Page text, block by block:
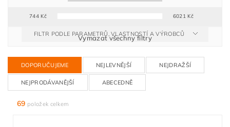
744Kč 6021 Kč
FILTR PODLE PARAMETRŮ, VLASTNOSTÍ A VÝROBCŮ
Vymazat všechny filtry
DOPORUČUJEME NEJLEVNĚJŠÍ NEJDRAŽŠÍ
NEJPRODÁVANĚJŠÍ ABECEDNĚ
69 položek celkem